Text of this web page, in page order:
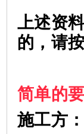
上述资
的，请
简单的
施工方：